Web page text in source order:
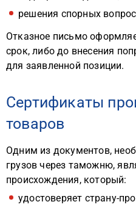
решения спорных
Отказное письмо
срок, либо до внесения
для заявленной позиции.
Сертификаты
товаров
Одним из документов,
грузов через таможню,
происхождения, который:
удостоверяет страну-